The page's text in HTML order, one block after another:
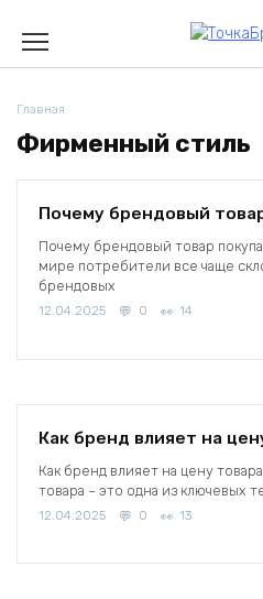
content
Главная
Фирменный стиль
Почему брендовый
Почему брендовый товар
мире потребители все чаще
брендовых
12.04.2025 0 14
Как бренд влияет на
Как бренд влияет на цену
товара – это одна из ключевых
12.04.2025 0 13